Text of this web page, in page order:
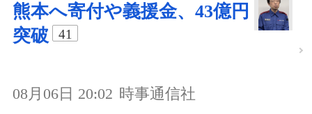
熊本へ寄付や義援金、43億円
突破
41
08月06日 20:02 時事通信社